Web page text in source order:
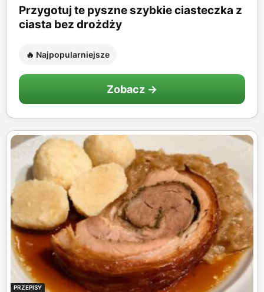
Przygotuj te pyszne szybkie ciasteczka z
ciasta bez drożdży
🔥 Najpopularniejsze
Zobacz →
PRZEPISY